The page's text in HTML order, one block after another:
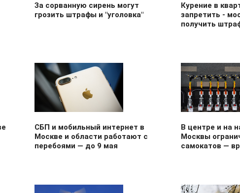
За сорванную сирень могут
грозить штрафы и "уголовка"
Курение в
запретить -
получить
СБП и мобильный интернет в
Москве и области работают с
перебоями — до 9 мая
В центре и на
Москвы
самокатов —